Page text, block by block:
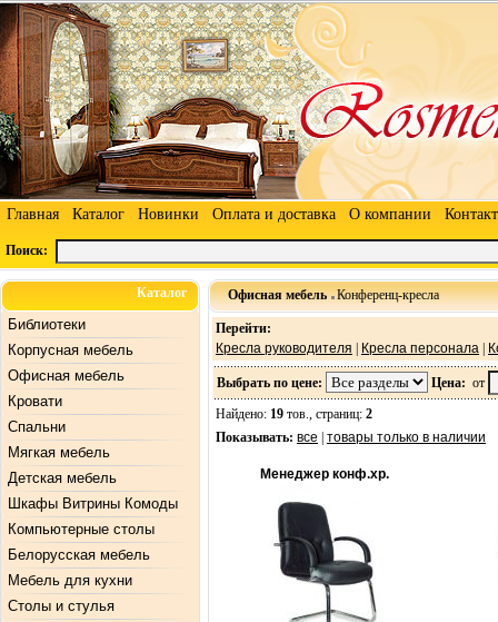
Главная Каталог Новинки Оплата и доставка О компании
Поиск:
Каталог
Библиотеки
Корпусная мебель
Офисная мебель
Кровати
Спальни
Мягкая мебель
Детская мебель
Шкафы Витрины Комоды
Компьютерные столы
Белорусская мебель
Мебель для кухни
Столы и стулья
Офисная мебель Конференц-кресла
Перейти:
Кресла руководителя
Кресла персонала
Выбрать по цене: Цена: от
Найдено: 19 тов., страниц: 2
Показывать: все товары только в наличии
Менеджер конф.хр.